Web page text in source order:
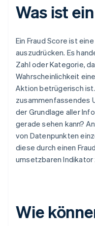
Was ist
Ein Fraud Score ist
auszudrücken. Es
Zahl oder Kategorie,
Wahrscheinlichkeit
Aktion betrügerisch
zusammenfassendes
der Grundlage aller
gerade sehen kann?
von Datenpunkten
diese durch einen
umsetzbaren
Wie